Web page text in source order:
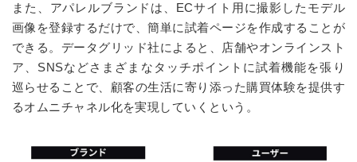
また、アパレルブランドは、ECサイト用に撮影したモデル
画像を登録するだけで、簡単に試着ページを作成することが
できる。データグリッド社によると、店舗やオンラインスト
ア、SNSなどさまざまなタッチポイントに試着機能を張り
巡らせることで、顧客の生活に寄り添った購買体験を提供す
るオムニチャネル化を実現していくという。